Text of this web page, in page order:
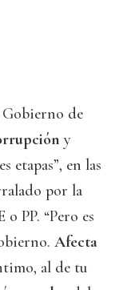
Gobierno de
y
etapas”, en las
por la
PP. “Pero es
Afecta
al de tu